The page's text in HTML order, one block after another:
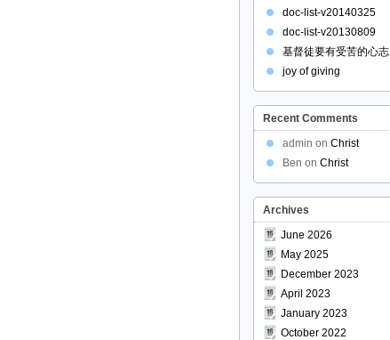
doc-list-v20140325
doc-list-v20130809
基督徒要有受苦的心志
joy of giving
Recent Comments
admin on Christ
Ben on Christ
Archives
June 2026
May 2025
December 2023
April 2023
January 2023
October 2022